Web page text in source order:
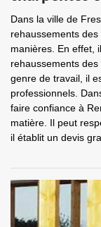
Dans la ville de
rehaussements
manières. En effet,
rehaussements
genre de travail, il
professionnels.
faire confiance à
matière. Il peut
il établit un devis